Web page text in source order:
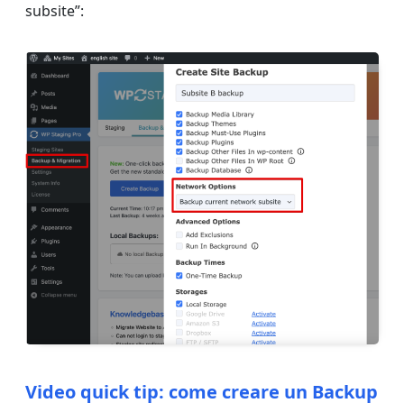
subsite”:
Video quick tip: come creare un Backup